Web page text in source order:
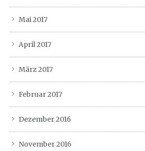
Mai 2017
April 2017
März 2017
Februar 2017
Dezember 2016
November 2016